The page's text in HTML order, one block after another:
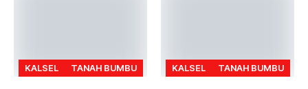
KALSEL TANAH BUMBU KALSEL TANAH BUMBU